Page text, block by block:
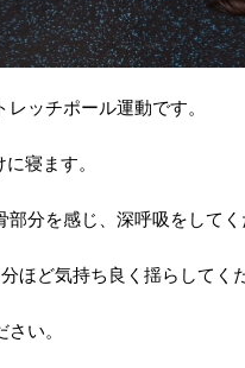
ッチポール運動です。
寝ます。
分を感じ、深呼吸をしてく
ほど気持ち良く揺らしてく
い。